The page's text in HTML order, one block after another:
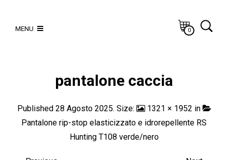
MENU 0
pantalone caccia
Published 28 Agosto 2025. Size: 1321 × 1952 in
Pantalone rip-stop elasticizzato e idrorepellente RS
Hunting T108 verde/nero